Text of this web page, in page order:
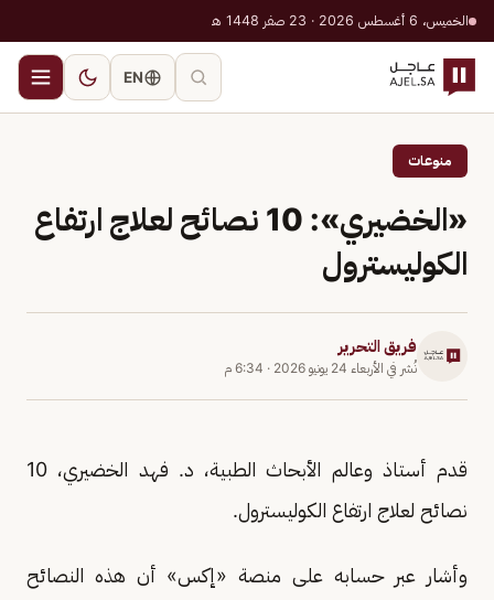
الخميس، 6 أغسطس 2026 · 23 صفر 1448 هـ
EN
منوعات
«الخضيري»: 10 نصائح لعلاج ارتفاع
الكوليسترول
فريق التحرير
نُشر في الأربعاء 24 يونيو 2026 · 6:34 م
قدم أستاذ وعالم الأبحاث الطبية، د. فهد الخضيري، 10
نصائح لعلاج ارتفاع الكوليسترول.
وأشار عبر حسابه على منصة «إكس» أن هذه النصائح